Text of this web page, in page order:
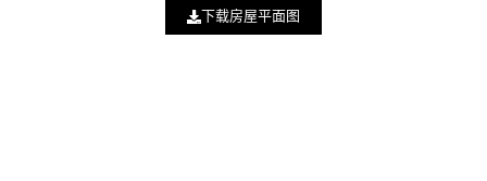
下载房屋平面图